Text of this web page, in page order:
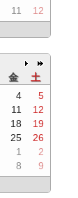
11
12
金
土
4
5
11
12
18
19
25
26
1
2
8
9